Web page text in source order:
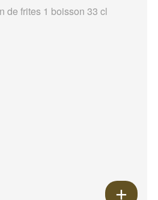
de frites 1 boisson 33 cl